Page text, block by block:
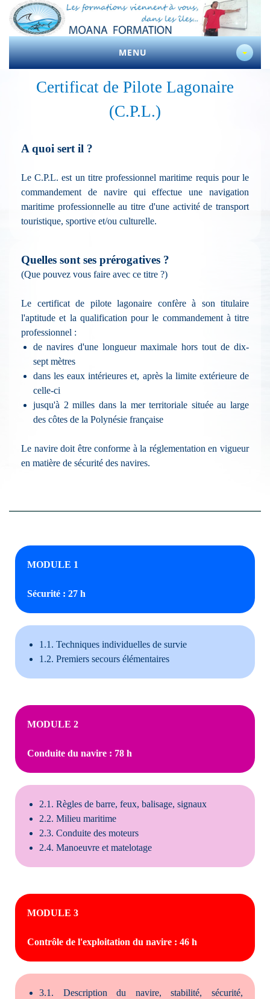
MENU
Certificat de Pilote Lagonaire
(C.P.L.)
A quoi sert il ?
Le C.P.L. est un titre professionnel maritime requis pour le
commandement de navire qui effectue une navigation
maritime professionnelle au titre d'une activité de transport
touristique, sportive et/ou culturelle.
Quelles sont ses prérogatives ?
(Que pouvez vous faire avec ce titre ?)
Le certificat de pilote lagonaire confère à son titulaire
l'aptitude et la qualification pour le commandement à titre
professionnel :
de navires d'une longueur maximale hors tout de dix-
sept mètres
dans les eaux intérieures et, après la limite extérieure de
celle-ci
jusqu'à 2 milles dans la mer territoriale située au large
des côtes de la Polynésie française
Le navire doit être conforme à la réglementation en vigueur
en matière de sécurité des navires.
MODULE 1
Sécurité : 27 h
1.1. Techniques individuelles de survie
1.2. Premiers secours élémentaires
MODULE 2
Conduite du navire : 78 h
2.1. Règles de barre, feux, balisage, signaux
2.2. Milieu maritime
2.3. Conduite des moteurs
2.4. Manoeuvre et matelotage
MODULE 3
Contrôle de l'exploitation du navire : 46 h
3.1. Description du navire, stabilité, sécurité,